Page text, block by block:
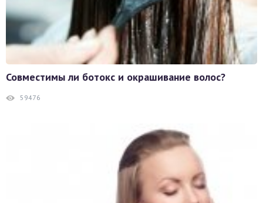
Совместимы ли ботокс и окрашивание волос?
59476